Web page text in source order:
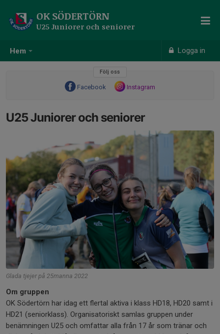
Hem Logga in
OK SÖDERTÖRN
U25 Juniorer och seniorer
Följ oss
Facebook Instagram
U25 Juniorer och seniorer
Glada tjejer på 25manna 2022
Om gruppen
OK Södertörn har idag ett flertal aktiva i klass HD18, HD20 samt i
HD21 (seniorklass). Organisatoriskt samlas gruppen under
benämningen U25 och omfattar alla från 17 år som tränar och